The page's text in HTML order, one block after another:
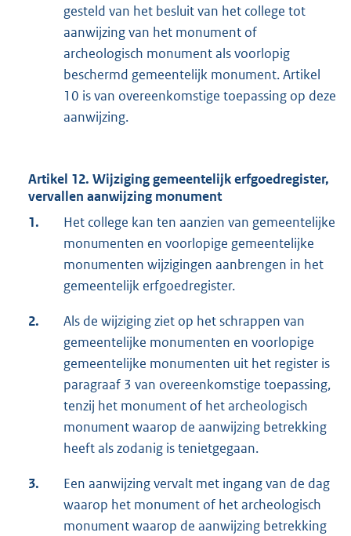
gesteld van het besluit van het college tot
aanwijzing van het monument of
archeologisch monument als voorlopig
beschermd gemeentelijk monument. Artikel
10 is van overeenkomstige toepassing op deze
aanwijzing.
Artikel 12. Wijziging gemeentelijk erfgoedregister,
vervallen aanwijzing monument
1.
Het college kan ten aanzien van gemeentelijke
monumenten en voorlopige gemeentelijke
monumenten wijzigingen aanbrengen in het
gemeentelijk erfgoedregister.
2.
Als de wijziging ziet op het schrappen van
gemeentelijke monumenten en voorlopige
gemeentelijke monumenten uit het register is
paragraaf 3 van overeenkomstige toepassing,
tenzij het monument of het archeologisch
monument waarop de aanwijzing betrekking
heeft als zodanig is tenietgegaan.
3.
Een aanwijzing vervalt met ingang van de dag
waarop het monument of het archeologisch
monument waarop de aanwijzing betrekking